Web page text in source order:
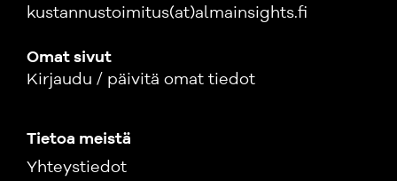
kustannustoimitus(at)almainsights.fi
Omat sivut
Kirjaudu / päivitä omat tiedot
Tietoa meistä
Yhteystiedot